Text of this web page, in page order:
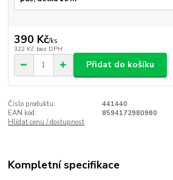
390 Kč/ks
322 Kč bez DPH
Přidat do košíku
Číslo produktu:
441440
EAN kód:
8594172980960
Hlídat cenu / dostupnost
Kompletní specifikace